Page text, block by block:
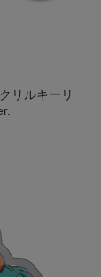
リルキーリ